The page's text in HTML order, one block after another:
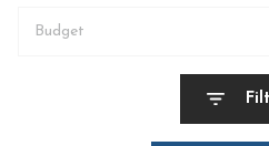
Budget